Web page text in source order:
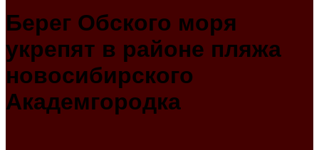
Берег Обского моря
укрепят в районе пляжа
новосибирского
Академгородка